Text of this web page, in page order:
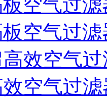
空气过滤
空气过滤
效空气
空气过滤